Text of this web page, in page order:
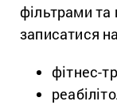
фільтрами та
записатися
фітнес-